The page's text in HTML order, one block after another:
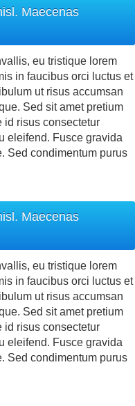
Maecenas
eu tristique lorem
in faucibus orci luctus et
ut risus accumsan
Sed sit amet pretium
id risus consectetur
eleifend. Fusce gravida
Sed condimentum purus
Maecenas
eu tristique lorem
in faucibus orci luctus et
ut risus accumsan
Sed sit amet pretium
id risus consectetur
eleifend. Fusce gravida
Sed condimentum purus